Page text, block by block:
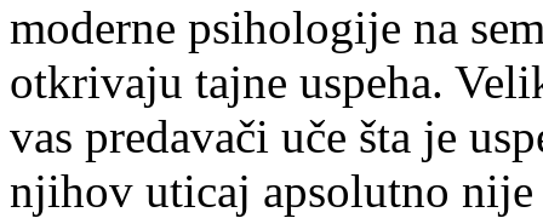
moderne psihologije na
otkrivaju tajne uspeha.
vas predavači uče šta je
njihov uticaj apsolutno